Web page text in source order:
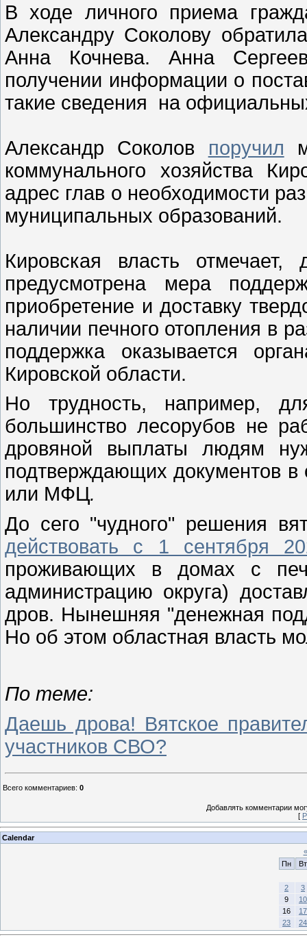
В ходе личного приема
Александру Соколову
Анна Кочнева. Анна
получении информации о
такие сведения на
Александр Соколов поручил
коммунального хозяйства
адрес глав о необходимости
муниципальных образований.
Кировская власть
предусмотрена мера
приобретение и доставку
наличии печного отопления в
поддержка оказывается
Кировской области.
Но трудность, например,
большинство лесорубов не
дровяной выплаты людям
подтверждающих документов
или МФЦ.
До сего "чудного" решения
действовать с 1 сентября
проживающих в домах с
администрацию округа)
дров. Нынешняя "денежная
Но об этом областная власть
По теме:
Даешь дрова! Вятское
участников СВО?
Всего комментариев: 0
Добавлять комментарии
[
Calendar
«
Пн
Вт
2
3
9
10
16
17
23
24